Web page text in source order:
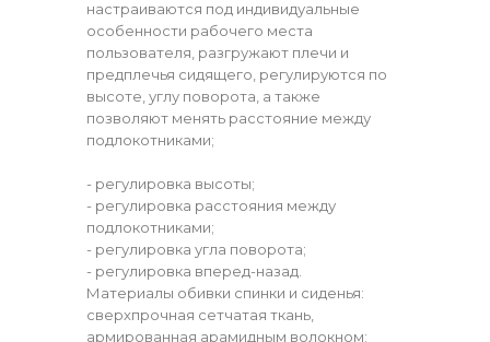
настраиваются под индивидуальные
особенности рабочего места
пользователя, разгружают плечи и
предплечья сидящего, регулируются по
высоте, углу поворота, а также
позволяют менять расстояние между
подлокотниками;
- регулировка высоты;
- регулировка расстояния между
подлокотниками;
- регулировка угла поворота;
- регулировка вперед-назад.
Материалы обивки спинки и сиденья:
сверхпрочная сетчатая ткань,
армированная арамидным волокном;